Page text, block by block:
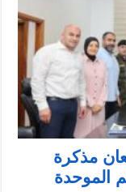
مذكرة
الموحدة